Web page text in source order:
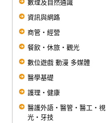
數理及自然通識
資訊與網路
商管‧經營
餐飲‧休旅‧觀光
數位遊戲 動漫 多媒體
醫學基礎
護理‧健康
醫護外語‧醫管‧醫工‧視
光‧牙技